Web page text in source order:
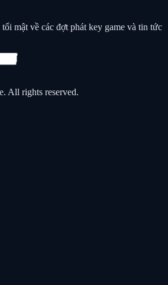
mật về các đợt phát key game và tin tức
. All rights reserved.